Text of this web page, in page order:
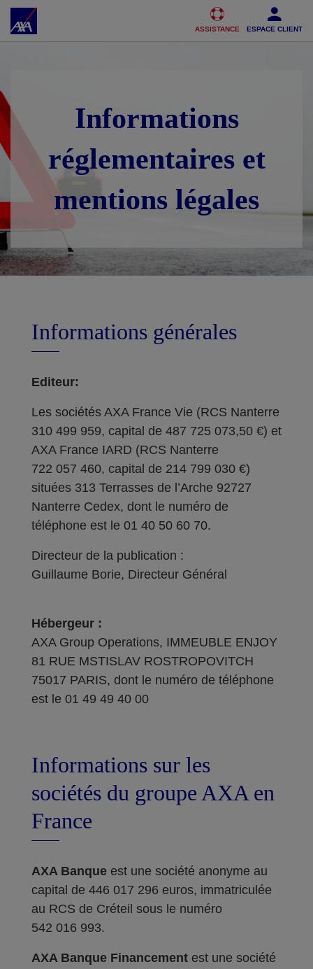
Accéder au Contenu Accéder au Pied de page
ASSISTANCE ESPACE CLIENT
Informations
réglementaires et
mentions légales
Informations générales
Editeur:
Les sociétés AXA France Vie (RCS Nanterre
310 499 959, capital de 487 725 073,50 €) et
AXA France IARD (RCS Nanterre
722 057 460, capital de 214 799 030 €)
situées 313 Terrasses de l’Arche 92727
Nanterre Cedex, dont le numéro de
téléphone est le 01 40 50 60 70.
Directeur de la publication :
Guillaume Borie, Directeur Général
Hébergeur :
AXA Group Operations, IMMEUBLE ENJOY
81 RUE MSTISLAV ROSTROPOVITCH
75017 PARIS, dont le numéro de téléphone
est le 01 49 49 40 00
Informations sur les
sociétés du groupe AXA en
France
AXA Banque est une société anonyme au
capital de 446 017 296 euros, immatriculée
au RCS de Créteil sous le numéro
542 016 993.
AXA Banque Financement est une société